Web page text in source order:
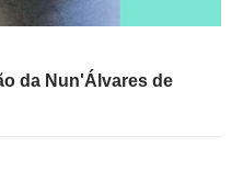
da Nun'Álvares de